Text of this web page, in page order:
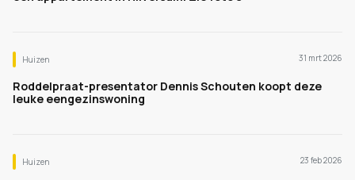
Huizen 31 mrt 2026
Roddelpraat-presentator Dennis Schouten koopt deze
leuke eengezinswoning
Huizen 23 feb 2026